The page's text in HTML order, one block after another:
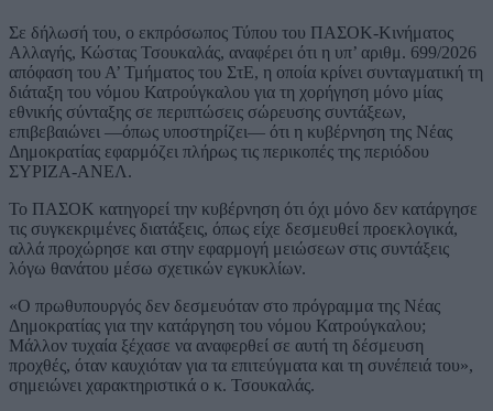
Σε δήλωσή του, ο εκπρόσωπος Τύπου του ΠΑΣΟΚ-Κινήματος
Αλλαγής, Κώστας Τσουκαλάς, αναφέρει ότι η υπ’ αριθμ. 699/2026
απόφαση του Α’ Τμήματος του ΣτΕ, η οποία κρίνει συνταγματική τη
διάταξη του νόμου Κατρούγκαλου για τη χορήγηση μόνο μίας
εθνικής σύνταξης σε περιπτώσεις σώρευσης συντάξεων,
επιβεβαιώνει —όπως υποστηρίζει— ότι η κυβέρνηση της Νέας
Δημοκρατίας εφαρμόζει πλήρως τις περικοπές της περιόδου
ΣΥΡΙΖΑ-ΑΝΕΛ.
Το ΠΑΣΟΚ κατηγορεί την κυβέρνηση ότι όχι μόνο δεν κατάργησε
τις συγκεκριμένες διατάξεις, όπως είχε δεσμευθεί προεκλογικά,
αλλά προχώρησε και στην εφαρμογή μειώσεων στις συντάξεις
λόγω θανάτου μέσω σχετικών εγκυκλίων.
«Ο πρωθυπουργός δεν δεσμευόταν στο πρόγραμμα της Νέας
Δημοκρατίας για την κατάργηση του νόμου Κατρούγκαλου;
Μάλλον τυχαία ξέχασε να αναφερθεί σε αυτή τη δέσμευση
προχθές, όταν καυχιόταν για τα επιτεύγματα και τη συνέπειά του»,
σημειώνει χαρακτηριστικά ο κ. Τσουκαλάς.